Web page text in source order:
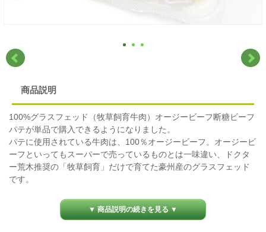
商品説明
100%グラスフェッド（牧草飼育牛肉）オージービーフ断糖ビーフ
パテが単品で購入できるようになりました。
パテに使用されている牛肉は、100％オージービーフ。オージービ
ーフといってもスーパーで売っているものとは一味違い、ドクタ
ー荒木推奨の「牧草飼育」だけで育てた豪州産のグラスフェッド
です。
レステロール値が低く赤身が多いため、肉食ダイエットには最適
▼ 商品説明の続きを見る ▼